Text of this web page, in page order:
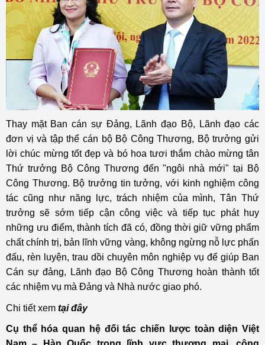
Thay mặt Ban cán sự Đảng, Lãnh đạo Bộ, Lãnh đạo các
đơn vị và tập thể cán bộ Bộ Công Thương, Bộ trưởng gửi
lời chúc mừng tốt đẹp và bó hoa tươi thắm chào mừng tân
Thứ trưởng Bộ Công Thương đến "ngôi nhà mới" tại Bộ
Công Thương. Bộ trưởng tin tưởng, với kinh nghiệm công
tác cũng như năng lực, trách nhiệm của mình, Tân Thứ
trưởng sẽ sớm tiếp cận công việc và tiếp tục phát huy
những ưu điểm, thành tích đã có, đồng thời giữ vững phẩm
chất chính trị, bản lĩnh vững vàng, không ngừng nỗ lực phấn
đấu, rèn luyện, trau dồi chuyên môn nghiệp vụ để giúp Ban
Cán sự đảng, Lãnh đạo Bộ Công Thương hoàn thành tốt
các nhiệm vụ mà Đảng và Nhà nước giao phó.
Chi tiết xem tại đây
Cụ thể hóa quan hệ đối tác chiến lược toàn diện Việt